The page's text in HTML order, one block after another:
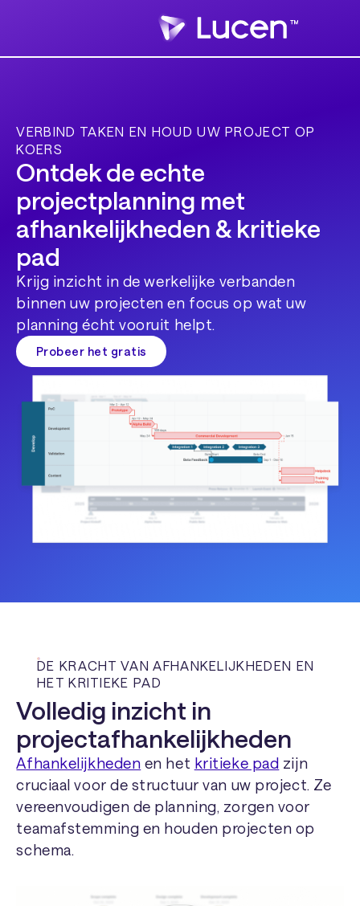
VERBIND TAKEN EN HOUD UW PROJECT OP
KOERS
Ontdek de echte
projectplanning met
afhankelijkheden & kritieke
pad
Krijg inzicht in de werkelijke verbanden
binnen uw projecten en focus op wat uw
planning écht vooruit helpt.
Probeer het gratis
DE KRACHT VAN AFHANKELIJKHEDEN EN
HET KRITIEKE PAD
Volledig inzicht in
projectafhankelijkheden
Afhankelijkheden en het kritieke pad zijn
cruciaal voor de structuur van uw project. Ze
vereenvoudigen de planning, zorgen voor
teamafstemming en houden projecten op
schema.